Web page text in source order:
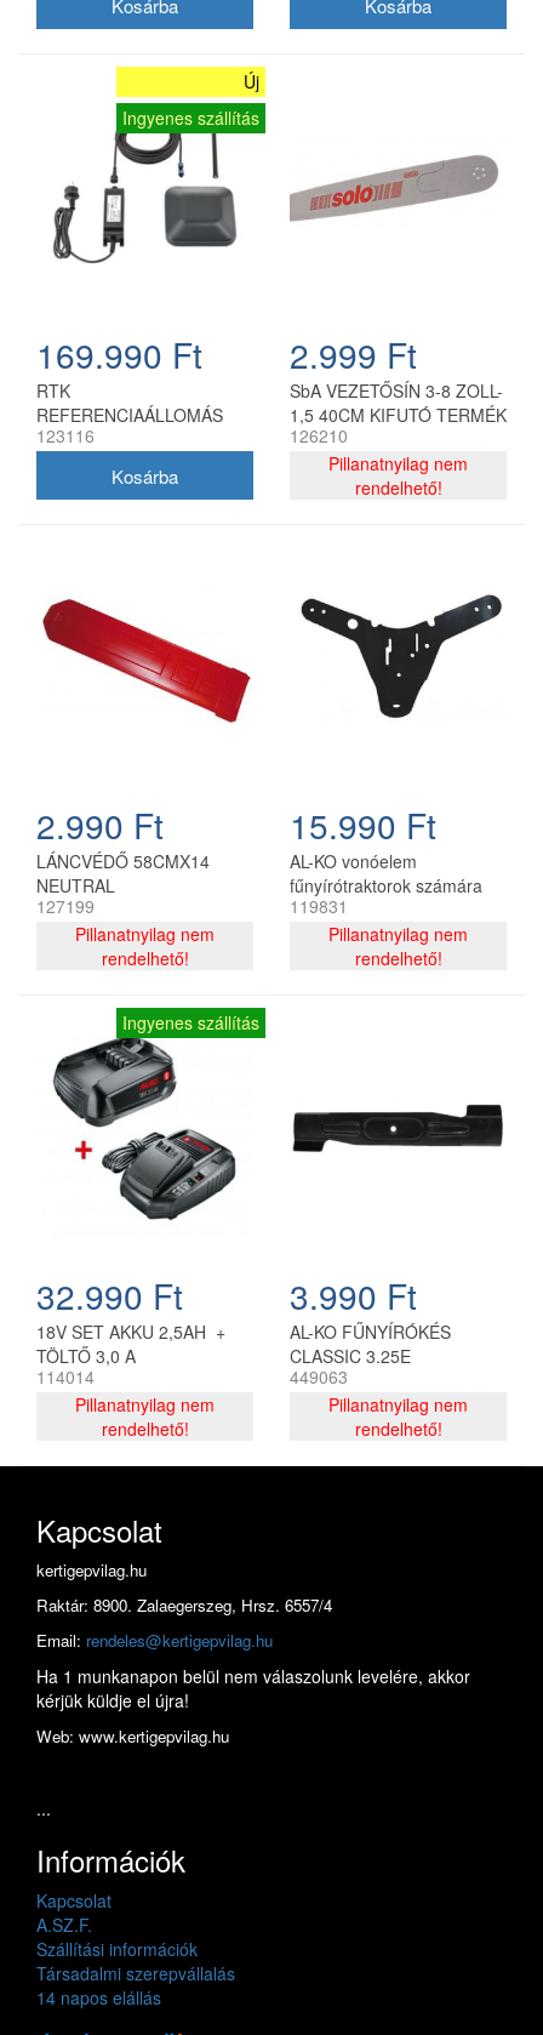
Új
Ingyenes szállítás
169.990 Ft
RTK
REFERENCIAÁLLOMÁS
123116
2.999 Ft
SbA VEZETŐSÍN 3-8 ZOLL-
1,5 40CM KIFUTÓ TERMÉK
126210
Pillanatnyilag nem
rendelhető!
2.990 Ft
LÁNCVÉDŐ 58CMX14
NEUTRAL
127199
Pillanatnyilag nem
rendelhető!
15.990 Ft
AL-KO vonóelem
fűnyírótraktorok számára
119831
Pillanatnyilag nem
rendelhető!
Ingyenes szállítás
32.990 Ft
18V SET AKKU 2,5AH +
TÖLTŐ 3,0 A
114014
Pillanatnyilag nem
rendelhető!
3.990 Ft
AL-KO FŰNYÍRÓKÉS
CLASSIC 3.25E
449063
Pillanatnyilag nem
rendelhető!
Kapcsolat
kertigepvilag.hu
Raktár: 8900. Zalaegerszeg, Hrsz. 6557/4
Email: rendeles@kertigepvilag.hu
Ha 1 munkanapon belül nem válaszolunk levelére, akkor
kérjük küldje el újra!
Web: www.kertigepvilag.hu
...
Információk
Kapcsolat
A.SZ.F.
Szállítási információk
Társadalmi szerepvállalás
14 napos elállás